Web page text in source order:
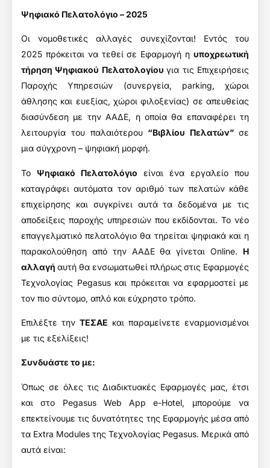
Ψηφιακό Πελατολόγιο – 2025
Οι νομοθετικές αλλαγές συνεχίζονται! Εντός του
2025 πρόκειται να τεθεί σε Εφαρμογή η υποχρεωτική
τήρηση Ψηφιακού Πελατολογίουγια τις Επιχειρήσεις
Παροχής Υπηρεσιών (συνεργεία, parking, χώροι
άθλησης και ευεξίας, χώροι φιλοξενίας) σε απευθείας
διασύνδεση με την ΑΑΔΕ, η οποία θα επαναφέρει τη
λειτουργία του παλαιότερου “Βιβλίου Πελατών”σε
μια σύγχρονη – ψηφιακή μορφή.
Το Ψηφιακό Πελατολόγιο είναι ένα εργαλείο που
καταγράφει αυτόματα τον αριθμό των πελατών κάθε
επιχείρησης και συγκρίνει αυτά τα δεδομένα με τις
αποδείξεις παροχής υπηρεσιών που εκδίδονται. Το νέο
επαγγελματικό πελατολόγιο θα τηρείται ψηφιακά και η
παρακολούθηση από την ΑΑΔΕ θα γίνεται Οnline. Η
αλλαγή αυτή θα ενσωματωθεί πλήρως στις Εφαρμογές
Τεχνολογίας Pegasus και πρόκειται να εφαρμοστεί με
τον πιο σύντομο, απλό και εύχρηστο τρόπο.
Επιλέξτε την ΤΕΣΑΕ και παραμείνετε εναρμονισμένοι
με τις εξελίξεις!
Συνδυάστε το με:
Όπως σε όλες τις Διαδικτυακές Εφαρμογές μας, έτσι
και στο Pegasus Web App e-Hotel, μπορούμε να
επεκτείνουμε τις δυνατότητες της Εφαρμογής μέσα από
τα Extra Modules της Τεχνολογίας Pegasus. Μερικά από
αυτά είναι: